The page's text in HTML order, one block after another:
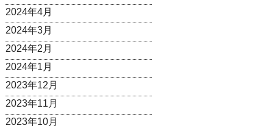
2024年4月
2024年3月
2024年2月
2024年1月
2023年12月
2023年11月
2023年10月